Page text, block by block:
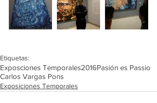
Etiquetas:
Exposciones Temporales2016Pasión es Passio
Carlos Vargas Pons
Exposiciones Temporales